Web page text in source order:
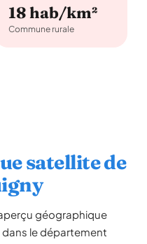
18 hab/km²
Commune rurale
satellite de
géographique
dans le département